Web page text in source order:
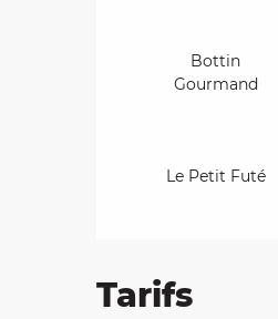
Bottin
Gourmand
Le Petit Futé
Tarifs